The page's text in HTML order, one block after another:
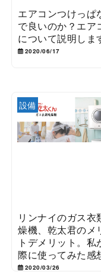
エアコンつけっぱ
で良いのか？エア
について説明しま
2020/06/17
設備
リンナイのガス衣
燥機、乾太君のメ
トデメリット。私
際に使ってみた感
2020/03/26